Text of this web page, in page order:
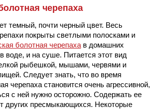
черепаха
темный, почти черный цвет. Весь
покрыты светлыми полосками и
болотная черепаха в домашних
воде, и на суше. Питается этот вид
рыбешкой, мышами, червями и
Следует знать, что во время
черепаха становится очень агрессивной,
с ней нужно осторожно. Содержать ее
других пресмыкающихся. Некоторые